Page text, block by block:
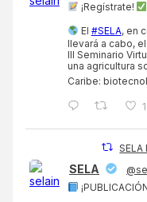
¡Regístrate!
El #SELA, en
llevará a cabo,
III Seminario
una agricultura
Caribe:
1
SELA